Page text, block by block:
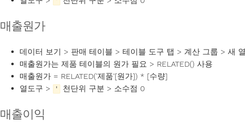
매출원가
데이터 보기 > 판매 테이블 > 테이블 도구 탭 > 계산 그룹 > 새
매출원가는 제품 테이블의 원가 필요 > RELATED() 사용
매출원가 = RELATED('제품'[원가]) * [수량]
열도구 >
' 천단위 구분 > 소수점 0
매출이익